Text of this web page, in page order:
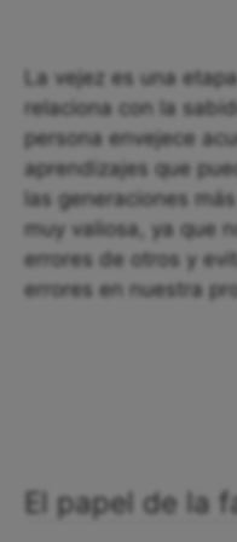
La vejez es una
relaciona con la
persona envejece
aprendizajes que
las generaciones
muy valiosa, ya que
errores de otros y
errores en nuestra
El papel de la